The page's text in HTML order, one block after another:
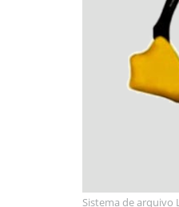
Sistema de arquivo